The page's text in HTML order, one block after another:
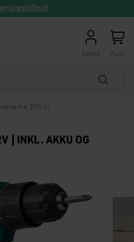
Konto Kurv
fra 370 kr
| INKL. AKKU OG